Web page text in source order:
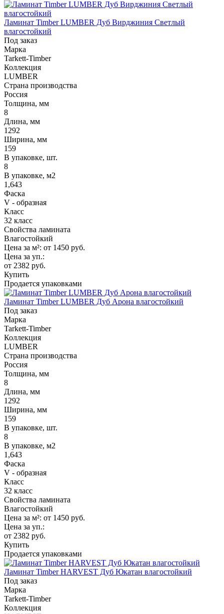
Ламинат Timber LUMBER Дуб Вирджиния Светлый
влагостойкий
Под заказ
Марка
Tarkett-Timber
Коллекция
LUMBER
Страна производства
Россия
Толщина, мм
8
Длина, мм
1292
Ширина, мм
159
В упаковке, шт.
8
В упаковке, м2
1,643
Фаска
V - образная
Класс
32 класс
Свойства ламината
Влагостойкий
Цена за м²: от 1450 руб.
Цена за уп.:
от 2382 руб.
Купить
Продается упаковками
Ламинат Timber LUMBER Дуб Арона влагостойкий
Под заказ
Марка
Tarkett-Timber
Коллекция
LUMBER
Страна производства
Россия
Толщина, мм
8
Длина, мм
1292
Ширина, мм
159
В упаковке, шт.
8
В упаковке, м2
1,643
Фаска
V - образная
Класс
32 класс
Свойства ламината
Влагостойкий
Цена за м²: от 1450 руб.
Цена за уп.:
от 2382 руб.
Купить
Продается упаковками
Ламинат Timber HARVEST Дуб Юкатан влагостойкий
Под заказ
Марка
Tarkett-Timber
Коллекция